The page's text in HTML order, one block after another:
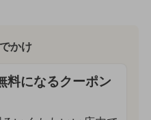
かけ
料になるクーポン